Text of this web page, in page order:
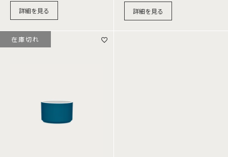
詳細を見る 詳細を見る
在庫切れ